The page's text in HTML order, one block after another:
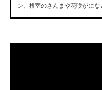
ン、根室のさんまや花咲がにな